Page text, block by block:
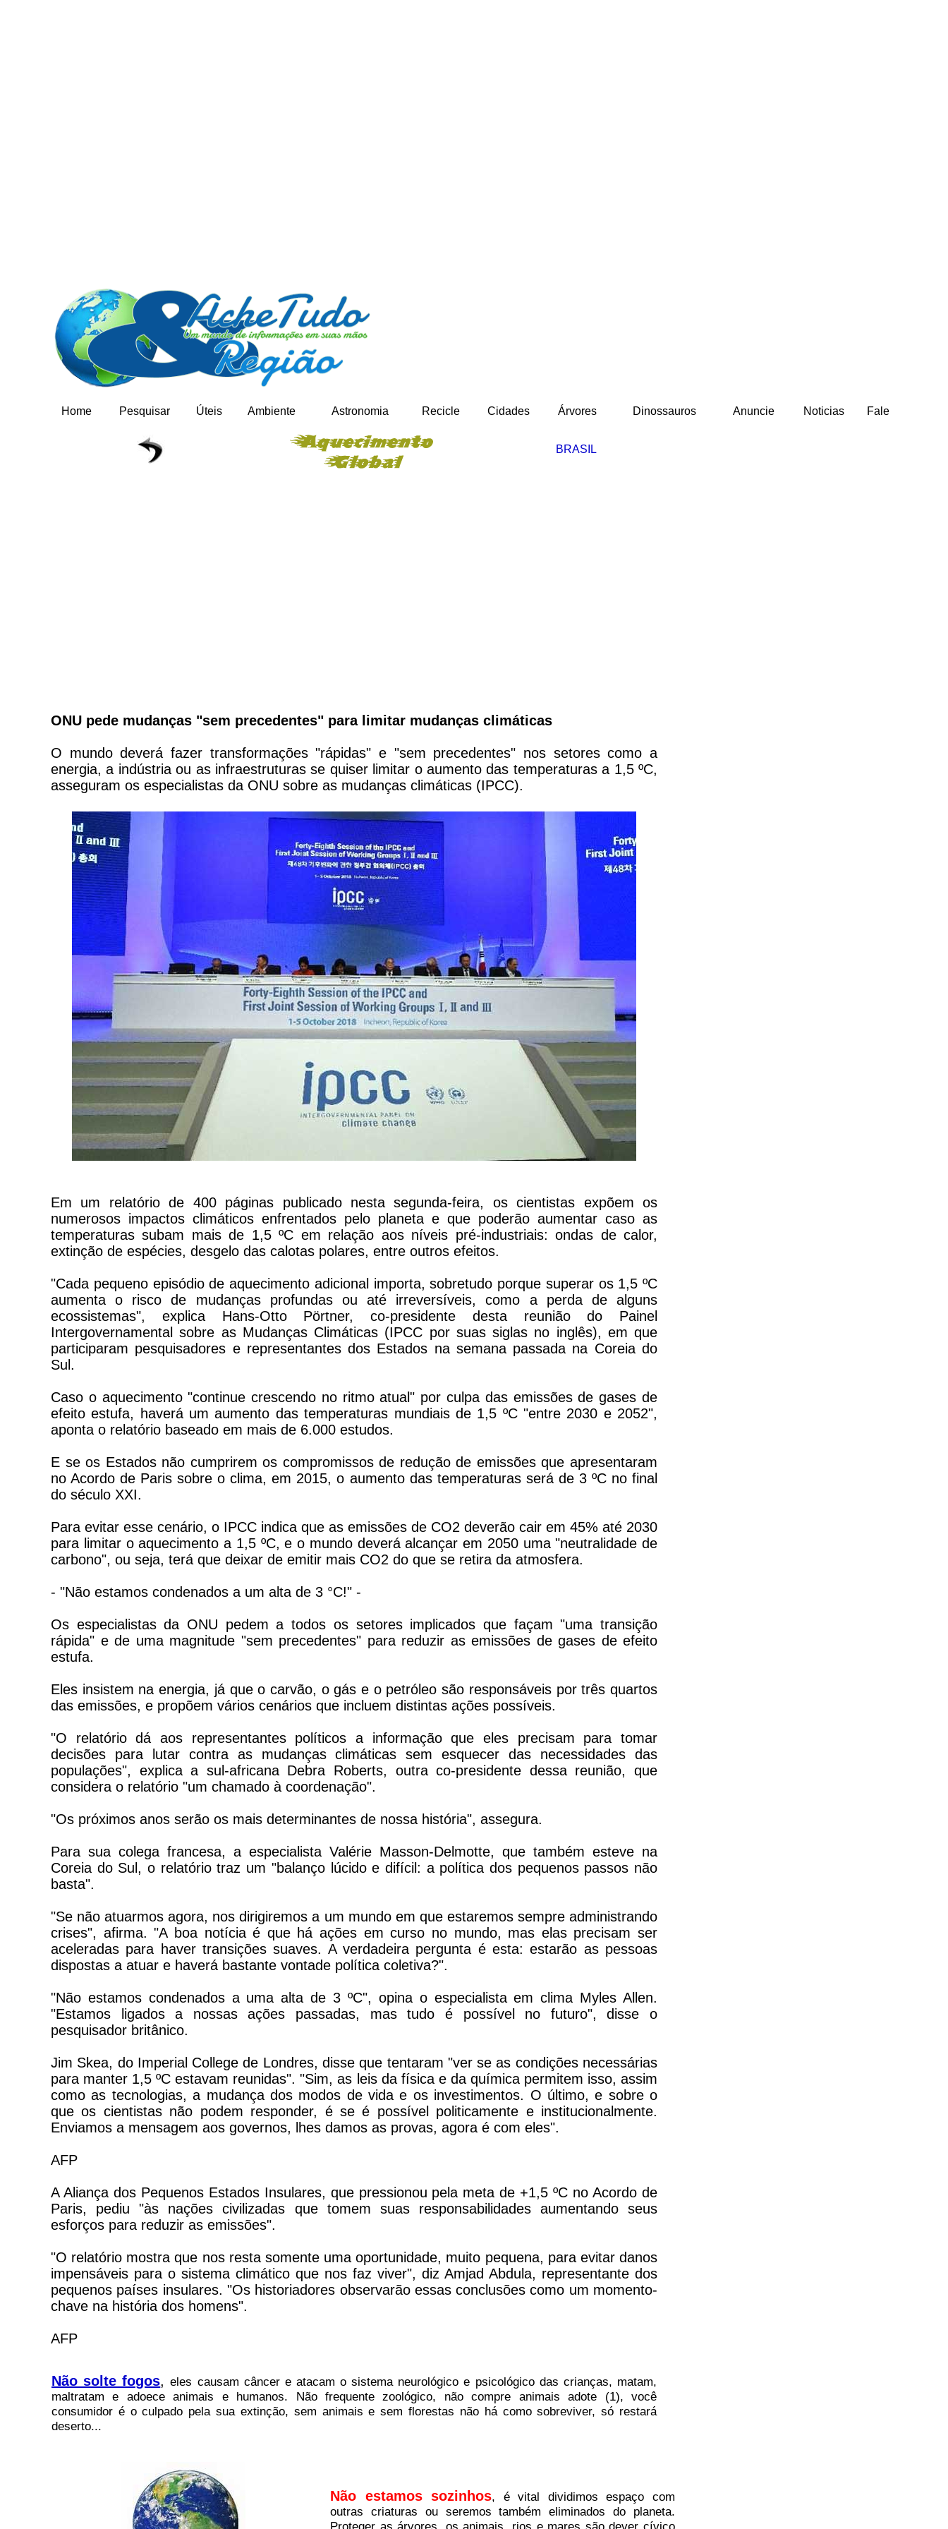
Home
Pesquisar Úteis Ambiente Astronomia Recicle Cidades Árvores Dinossauros Anuncie Noticias Fale
BRASIL
ONU pede mudanças "sem precedentes" para limitar mudanças climáticas
O mundo deverá fazer transformações "rápidas" e "sem precedentes" nos setores como a
energia, a indústria ou as infraestruturas se quiser limitar o aumento das temperaturas a 1,5 ºC,
asseguram os especialistas da ONU sobre as mudanças climáticas (IPCC).
Em um relatório de 400 páginas publicado nesta segunda-feira, os cientistas expõem os
numerosos impactos climáticos enfrentados pelo planeta e que poderão aumentar caso as
temperaturas subam mais de 1,5 ºC em relação aos níveis pré-industriais: ondas de calor,
extinção de espécies, desgelo das calotas polares, entre outros efeitos.
"Cada pequeno episódio de aquecimento adicional importa, sobretudo porque superar os 1,5 ºC
aumenta o risco de mudanças profundas ou até irreversíveis, como a perda de alguns
ecossistemas", explica Hans-Otto Pörtner, co-presidente desta reunião do Painel
Intergovernamental sobre as Mudanças Climáticas (IPCC por suas siglas no inglês), em que
participaram pesquisadores e representantes dos Estados na semana passada na Coreia do
Sul.
Caso o aquecimento "continue crescendo no ritmo atual" por culpa das emissões de gases de
efeito estufa, haverá um aumento das temperaturas mundiais de 1,5 ºC "entre 2030 e 2052",
aponta o relatório baseado em mais de 6.000 estudos.
E se os Estados não cumprirem os compromissos de redução de emissões que apresentaram
no Acordo de Paris sobre o clima, em 2015, o aumento das temperaturas será de 3 ºC no final
do século XXI.
Para evitar esse cenário, o IPCC indica que as emissões de CO2 deverão cair em 45% até 2030
para limitar o aquecimento a 1,5 ºC, e o mundo deverá alcançar em 2050 uma "neutralidade de
carbono", ou seja, terá que deixar de emitir mais CO2 do que se retira da atmosfera.
- "Não estamos condenados a um alta de 3 °C!" -
Os especialistas da ONU pedem a todos os setores implicados que façam "uma transição
rápida" e de uma magnitude "sem precedentes" para reduzir as emissões de gases de efeito
estufa.
Eles insistem na energia, já que o carvão, o gás e o petróleo são responsáveis por três quartos
das emissões, e propõem vários cenários que incluem distintas ações possíveis.
"O relatório dá aos representantes políticos a informação que eles precisam para tomar
decisões para lutar contra as mudanças climáticas sem esquecer das necessidades das
populações", explica a sul-africana Debra Roberts, outra co-presidente dessa reunião, que
considera o relatório "um chamado à coordenação".
"Os próximos anos serão os mais determinantes de nossa história", assegura.
Para sua colega francesa, a especialista Valérie Masson-Delmotte, que também esteve na
Coreia do Sul, o relatório traz um "balanço lúcido e difícil: a política dos pequenos passos não
basta".
"Se não atuarmos agora, nos dirigiremos a um mundo em que estaremos sempre administrando
crises", afirma. "A boa notícia é que há ações em curso no mundo, mas elas precisam ser
aceleradas para haver transições suaves. A verdadeira pergunta é esta: estarão as pessoas
dispostas a atuar e haverá bastante vontade política coletiva?".
"Não estamos condenados a uma alta de 3 ºC", opina o especialista em clima Myles Allen.
"Estamos ligados a nossas ações passadas, mas tudo é possível no futuro", disse o
pesquisador britânico.
Jim Skea, do Imperial College de Londres, disse que tentaram "ver se as condições necessárias
para manter 1,5 ºC estavam reunidas". "Sim, as leis da física e da química permitem isso, assim
como as tecnologias, a mudança dos modos de vida e os investimentos. O último, e sobre o
que os cientistas não podem responder, é se é possível politicamente e institucionalmente.
Enviamos a mensagem aos governos, lhes damos as provas, agora é com eles".
AFP
A Aliança dos Pequenos Estados Insulares, que pressionou pela meta de +1,5 ºC no Acordo de
Paris, pediu "às nações civilizadas que tomem suas responsabilidades aumentando seus
esforços para reduzir as emissões".
"O relatório mostra que nos resta somente uma oportunidade, muito pequena, para evitar danos
impensáveis para o sistema climático que nos faz viver", diz Amjad Abdula, representante dos
pequenos países insulares. "Os historiadores observarão essas conclusões como um momento-
chave na história dos homens".
AFP
Não solte fogos,eles causam câncer e atacam o sistema neurológico e psicológico das crianças, matam,
maltratam e adoece animais e humanos. Não frequente zoológico, não compre animais adote (1), você
consumidor é o culpado pela sua extinção, sem animais e sem florestas não há como sobreviver, só restará
deserto...
Não estamos sozinhos, é vital dividimos espaço com
outras criaturas ou seremos também eliminados do planeta.
Proteger as árvores, os animais, rios e mares são dever cívico